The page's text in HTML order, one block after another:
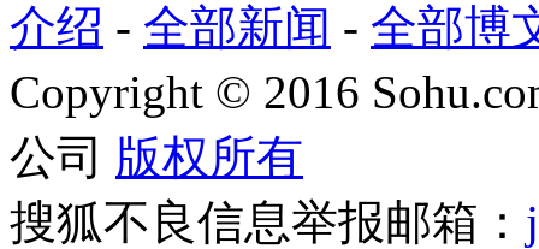
介绍 - 全部新闻 - 全部博
Copyright © 2016
公司 版权所有
搜狐不良信息举报邮箱：